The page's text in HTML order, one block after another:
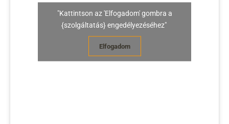
"Kattintson az 'Elfogadom' gombra a
{szolgáltatás} engedélyezéséhez"
Elfogadom